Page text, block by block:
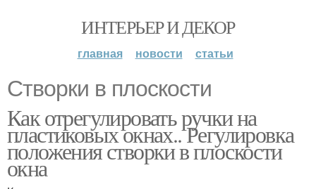
ИНТЕРЬЕР И ДЕКОР
главная новости статьи
Створки в плоскости
Как отрегулировать ручки на
пластиковых окнах.. Регулировка
положения створки в плоскости
окна